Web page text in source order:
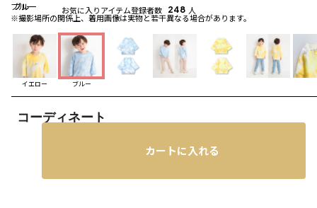
ブルー
※撮影場所の関係上、着用画像は実物と若干異なる場合があります。
ブルー
ブルー
イエロー ブルー
コーディネート
お気に入りアイテム登録者数 248 人
カートに入れる